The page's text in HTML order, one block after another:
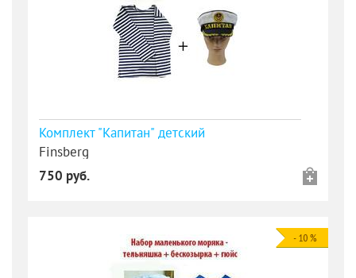
Комплект "Капитан" детский
Finsberg
750 руб.